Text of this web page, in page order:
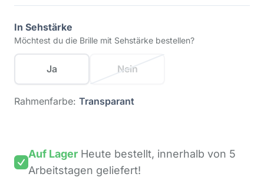
In Sehstärke
Möchtest du die Brille mit Sehstärke bestellen?
Ja Nein
Rahmenfarbe: Transparant
Auf Lager Heute bestellt, innerhalb von 5
Arbeitstagen geliefert!